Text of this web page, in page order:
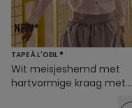
TAPE À L'OEIL ®
Wit meisjeshemd met
hartvormige kraag met